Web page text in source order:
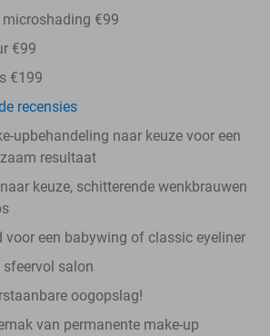
€99
€99
€199
recensies
upbehandeling naar keuze voor een
resultaat
keuze, schitterende wenkbrauwen
voor een babywing of classic eyeliner
salon
oogopslag!
van permanente make-up